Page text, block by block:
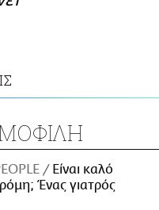
Είναι καλό
Ένας γιατρός